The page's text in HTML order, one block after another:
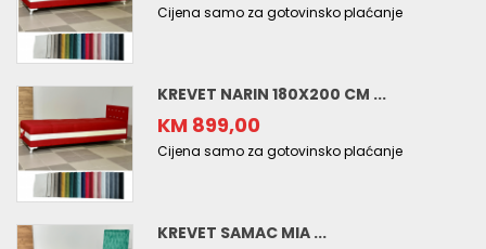
Cijena samo za gotovinsko plaćanje
KREVET NARIN 180X200 CM ...
KM 899,00
Cijena samo za gotovinsko plaćanje
KREVET SAMAC MIA ...